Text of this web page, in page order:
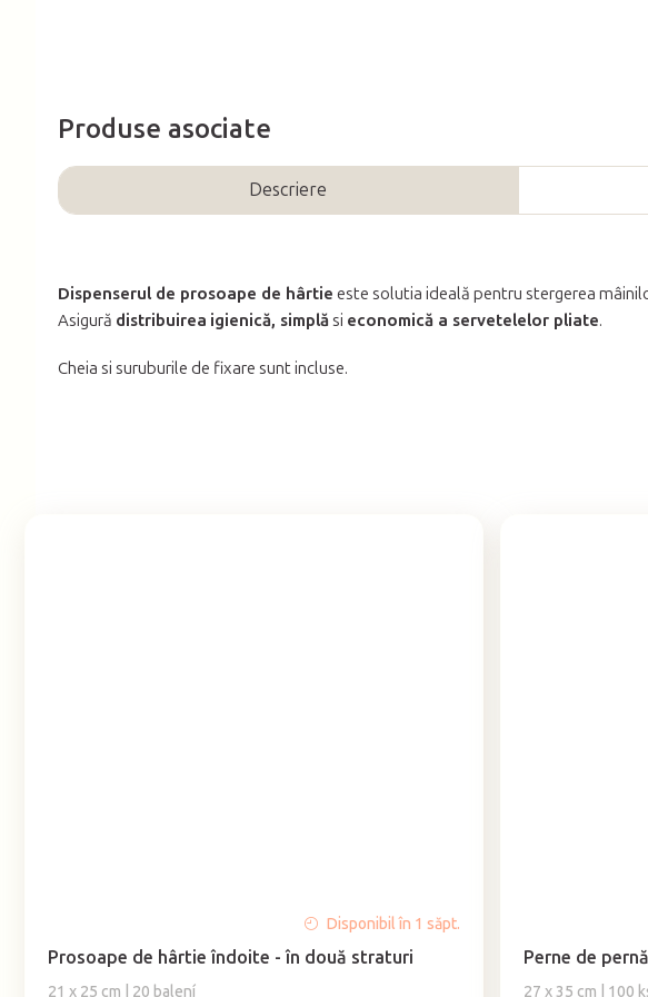
Produse asociate
Prosoape de hârtie îndoite - în două straturi
21 x 25 cm | 20 balení
a
produsului
Disponibil în 1 săpt.
Perne de
27 x 35 cm | 100
a
produsului
Descriere
Dispenserul de prosoape de hârtie este solutia ideală pentru stergerea
Asigură distribuirea igienică, simplă si economică a servetelelor pliate.
Cheia si suruburile de fixare sunt incluse.